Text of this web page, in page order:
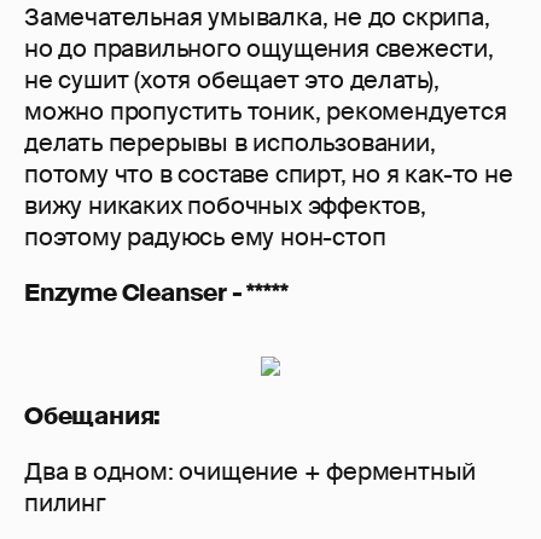
Замечательная умывалка, не до скрипа,
но до правильного ощущения свежести,
не сушит (хотя обещает это делать),
можно пропустить тоник, рекомендуется
делать перерывы в использовании,
потому что в составе спирт, но я как-то не
вижу никаких побочных эффектов,
поэтому радуюсь ему нон-стоп
Enzyme Cleanser - *****
Обещания:
Два в одном: очищение + ферментный
пилинг